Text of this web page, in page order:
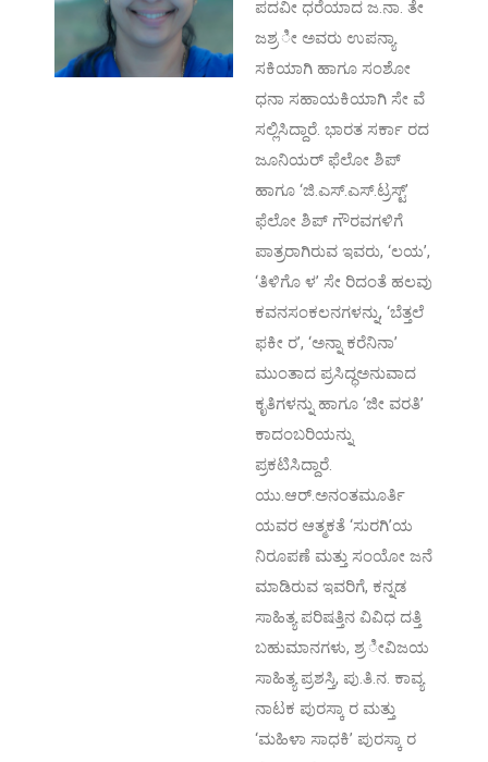
ಪದವೀ ಧರೆಯಾದ ಜ.ನಾ. ತೇ
ಜಶ್ರ ೀ ಅವರು ಉಪನ್ಯಾ
ಸಕಿಯಾಗಿ ಹಾಗೂ ಸಂಶೋ
ಧನಾ ಸಹಾಯಕಿಯಾಗಿ ಸೇ ವೆ
ಸಲ್ಲಿಸಿದ್ದಾರೆ. ಭಾರತ ಸರ್ಕಾ ರದ
ಜೂನಿಯರ್ ಫೆಲೋ ಶಿಪ್
ಹಾಗೂ ‘ಜಿ.ಎಸ್.ಎಸ್.ಟ್ರಸ್ಟ್’
ಫೆಲೋ ಶಿಪ್ ಗೌರವಗಳಿಗೆ
ಪಾತ್ರರಾಗಿರುವ ಇವರು, ‘ಲಯ’,
‘ತಿಳಿಗೊ ಳ’ ಸೇ ರಿದಂತೆ ಹಲವು
ಕವನಸಂಕಲನಗಳನ್ನು, ‘ಬೆತ್ತಲೆ
ಫಕೀ ರ’, ‘ಅನ್ನಾ ಕರೆನಿನಾ’
ಮುಂತಾದ ಪ್ರಸಿದ್ಧಅನುವಾದ
ಕೃತಿಗಳನ್ನು ಹಾಗೂ ‘ಜೀ ವರತಿ’
ಕಾದಂಬರಿಯನ್ನು
ಪ್ರಕಟಿಸಿದ್ದಾರೆ.
ಯು.ಆರ್.ಅನಂತಮೂರ್ತಿ
ಯವರ ಆತ್ಮಕತೆ ‘ಸುರಗಿ’ಯ
ನಿರೂಪಣೆ ಮತ್ತು ಸಂಯೋ ಜನೆ
ಮಾಡಿರುವ ಇವರಿಗೆ, ಕನ್ನಡ
ಸಾಹಿತ್ಯ ಪರಿಷತ್ತಿನ ವಿವಿಧ ದತ್ತಿ
ಬಹುಮಾನಗಳು, ಶ್ರ ೀವಿಜಯ
ಸಾಹಿತ್ಯ ಪ್ರಶಸ್ತಿ, ಪು.ತಿ.ನ. ಕಾವ್ಯ
ನಾಟಕ ಪುರಸ್ಕಾ ರ ಮತ್ತು
‘ಮಹಿಳಾ ಸಾಧಕಿ’ ಪುರಸ್ಕಾ ರ